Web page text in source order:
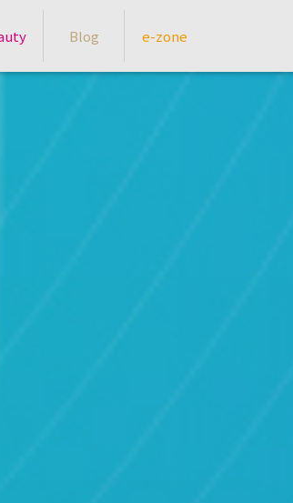
Blog e-zone